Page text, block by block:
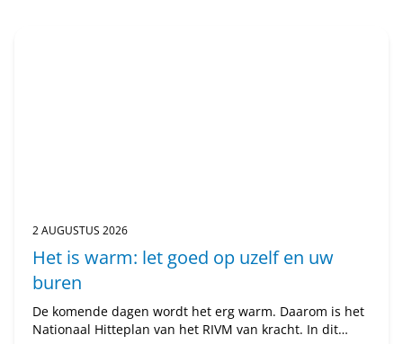
2 AUGUSTUS 2026
Het is warm: let goed op uzelf en uw
buren
De komende dagen wordt het erg warm. Daarom is het
Nationaal Hitteplan van het RIVM van kracht. In dit